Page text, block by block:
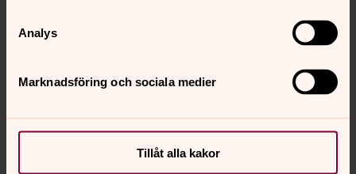
Analys
Marknadsföring och sociala medier
Tillåt alla kakor